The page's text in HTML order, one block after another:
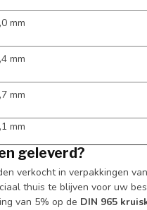
mm
mm
mm
mm
geleverd?
verkocht in verpakkingen
thuis te blijven voor uw
van 5% op de DIN 965